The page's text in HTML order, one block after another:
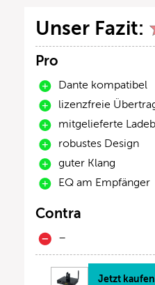
Unser Fazit:
Pro
Dante kompatibel
lizenzfreie
mitgelieferte
robustes Design
guter Klang
EQ am Empfänger
Contra
–
Jetzt